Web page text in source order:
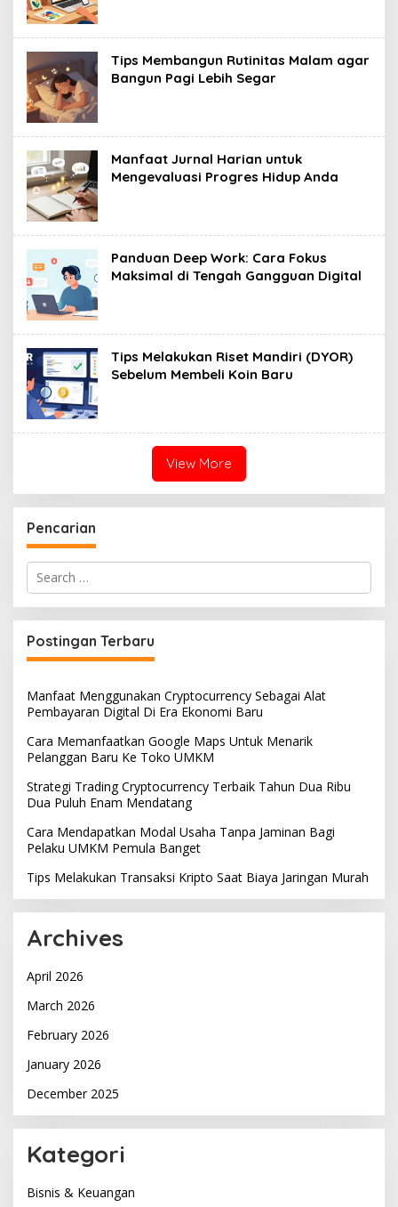
Tips Membangun Rutinitas Malam agar
Bangun Pagi Lebih Segar
Manfaat Jurnal Harian untuk
Mengevaluasi Progres Hidup Anda
Panduan Deep Work: Cara Fokus
Maksimal di Tengah Gangguan Digital
Tips Melakukan Riset Mandiri (DYOR)
Sebelum Membeli Koin Baru
View More
Pencarian
Search
for:
Postingan Terbaru
Manfaat Menggunakan Cryptocurrency Sebagai Alat
Pembayaran Digital Di Era Ekonomi Baru
Cara Memanfaatkan Google Maps Untuk Menarik
Pelanggan Baru Ke Toko UMKM
Strategi Trading Cryptocurrency Terbaik Tahun Dua Ribu
Dua Puluh Enam Mendatang
Cara Mendapatkan Modal Usaha Tanpa Jaminan Bagi
Pelaku UMKM Pemula Banget
Tips Melakukan Transaksi Kripto Saat Biaya Jaringan Murah
Archives
April 2026
March 2026
February 2026
January 2026
December 2025
Kategori
Bisnis & Keuangan